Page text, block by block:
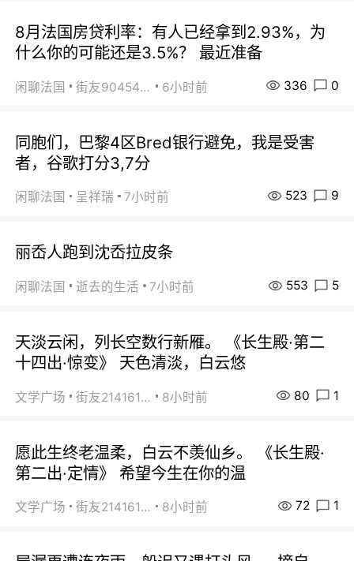
8月法国房贷利率：有人已经拿到2.93%，为
什么你的可能还是3.5%？ 最近准备
闲聊法国 街友90454511 6小时前 336 0
同胞们，巴黎4区Bred银行避免，我是受害
者，谷歌打分3,7分
闲聊法国 呈祥瑞 7小时前 523 9
丽岙人跑到沈岙拉皮条
闲聊法国 逝去的生活 7小时前 553 5
天淡云闲，列长空数行新雁。 《长生殿·第二
十四出·惊变》 天色清淡，白云悠
文学广场 街友21416156 8小时前 80 1
愿此生终老温柔，白云不羡仙乡。 《长生殿·
第二出·定情》 希望今生在你的温
文学广场 街友21416156 8小时前 72 1